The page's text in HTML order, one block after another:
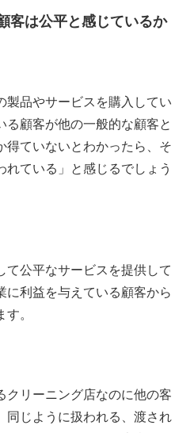
客は公平と感じているか
製品やサービスを購入してい
る顧客が他の一般的な顧客と
得ていないとわかったら、そ
ている」と感じるでしょう
て公平なサービスを提供して
に利益を与えている顧客から
。
クリーニング店なのに他の客
同じように扱われる、渡され